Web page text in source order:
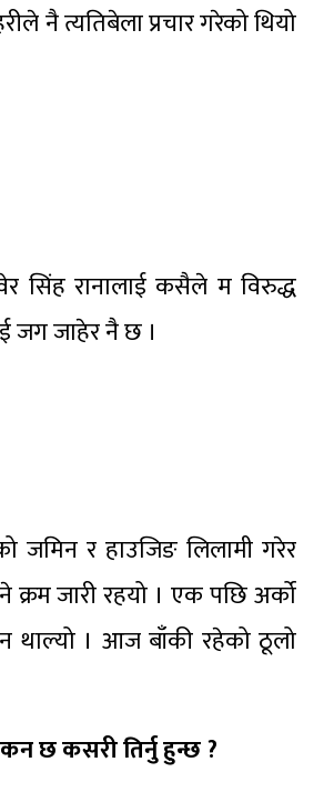
नै त्यतिबेला प्रचार गरेको थियो
सिंह रानालाई कसैले म विरुद्ध
जग जाहेर नै छ ।
जमिन र हाउजिङ लिलामी गरेर
क्रम जारी रहयो । एक पछि अर्को
थाल्यो । आज बाँकी रहेको ठूलो
छ कसरी तिर्नु हुन्छ ?